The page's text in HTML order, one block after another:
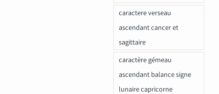
caractere verseau
ascendant cancer et
sagittaire
caractère gémeau
ascendant balance signe
lunaire capricorne